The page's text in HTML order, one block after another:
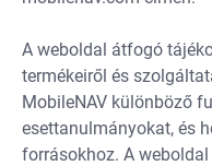
A weboldal átfogó
termékeiről és
MobileNAV különböző
esettanulmányokat, és
forrásokhoz. A